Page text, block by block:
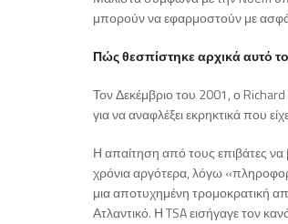
μπορούν να εφαρμοστούν με
Πώς θεσπίστηκε αρχικά αυτό
Τον Δεκέμβριο του 2001, ο
για να αναφλέξει εκρηκτικά που
Η απαίτηση από τους επιβάτες να
χρόνια αργότερα, λόγω
μια αποτυχημένη τρομοκρατική
Ατλαντικό. Η TSA εισήγαγε τον